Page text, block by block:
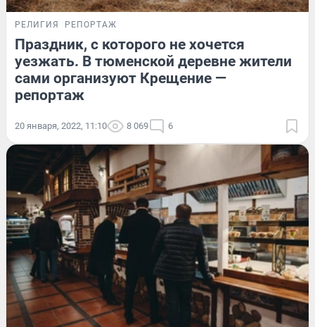
РЕЛИГИЯ РЕПОРТАЖ
Праздник, с которого не хочется
уезжать. В тюменской деревне жители
сами организуют Крещение —
репортаж
20 января, 2022, 11:10 8 069 6